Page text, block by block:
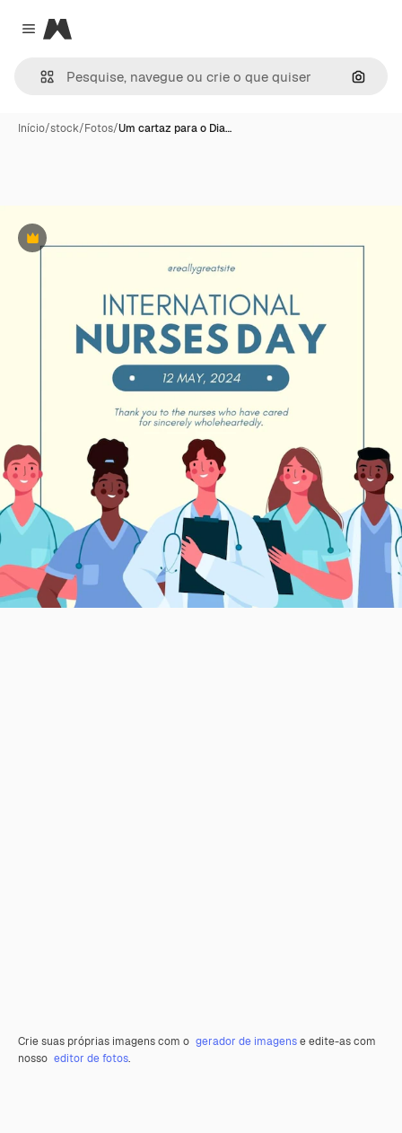
Close menu
Magnific
Início/stock/Fotos/Um cartaz para o Dia…
Premium
Crie suas próprias imagens com o gerador de imagense edite-as com
nosso editor de fotos.